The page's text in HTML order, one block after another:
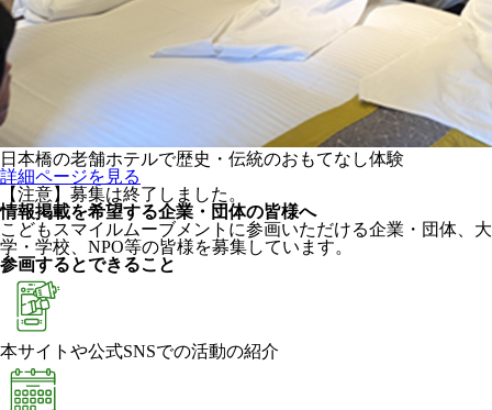
日本橋の老舗ホテルで歴史・伝統のおもてなし体験
詳細ページを見る
【注意】募集は終了しました。
情報掲載を希望する企業・団体の皆様へ
こどもスマイルムーブメントに参画いただける企業・団体、大
学・学校、NPO等の皆様を募集しています。
参画するとできること
本サイトや公式SNSでの活動の紹介